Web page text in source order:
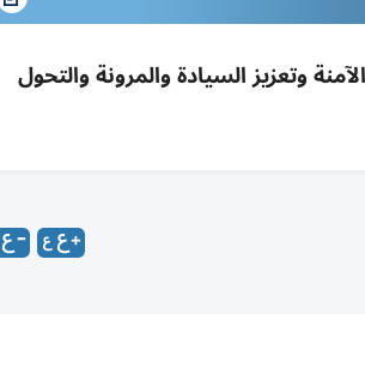
وتعزيز السيادة والمرونة والتحول